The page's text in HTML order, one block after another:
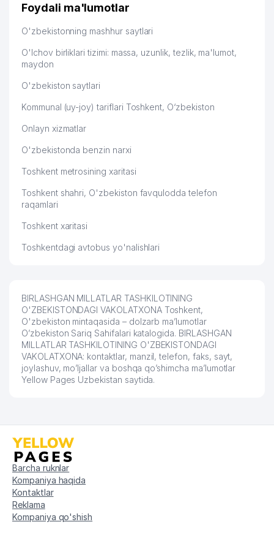
50
BO'YICHA MARKAZI
305 м
51
SERVIS UY-JOY MULK SHIRKATI
RESPUBLIKA ISTE'MOL
TOVARLARINI ISHLAB CHIQARISH,
KO'RSATISH BO'YICHA XODIMLARNI
FOND BOZORINING AXBOROT-
O'ZBEKISTON KASABA
UYUSHMALARI FEDERATSIYASI
56
XIZMATLAR DUNYOSI XUSUSIY
KORXONASI
57 BETA MChJ
58
O'ZBEKISTON RESPUBLIKASI
KASABA UYUSHMALARI
59 330 м
60
O'ZBEKISTON FERMER, DEXQON
XO'JALIKLARI VA TOMORQA, ER
EGALARI KENGASHI
61
Hamida 03.08.2026 12:45:39
Foydali ma'lumotlar
O'zbekistonning mashhur saytlari
O'lchov birliklari tizimi: massa, uzunlik, tezlik, ma'lumot,
maydon
O'zbekiston saytlari
Kommunal (uy-joy) tariflari Toshkent, O‘zbekiston
Onlayn xizmatlar
O'zbekistonda benzin narxi
Toshkent metrosining xaritasi
Toshkent shahri, O'zbekiston favqulodda telefon
raqamlari
Toshkent xaritasi
Toshkentdagi avtobus yo'nalishlari
BIRLASHGAN MILLATLAR TASHKILOTINING
O'ZBEKISTONDAGI VAKOLATXONA Toshkent,
O'zbekiston mintaqasida – dolzarb ma’lumotlar
O’zbekiston Sariq Sahifalari katalogida. BIRLASHGAN
MILLATLAR TASHKILOTINING O'ZBEKISTONDAGI
VAKOLATXONA: kontaktlar, manzil, telefon, faks, sayt,
joylashuv, mo’ljallar va boshqa qo’shimcha ma’lumotlar
Yellow Pages Uzbekistan saytida.
Barcha ruknlar
Kompaniya haqida
Kontaktlar
Reklama
Kompaniya qo'shish